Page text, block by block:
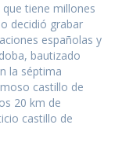
tiene millones
decidió grabar
españolas y
bautizado
la séptima
castillo de
20 km de
castillo de